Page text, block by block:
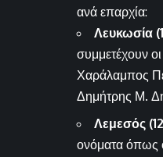
ανά επαρχία:
Λευκωσία
συμμετέχουν
Χαράλαμπος
Δημήτρης Μ.
Λεμεσός
ονόματα όπως